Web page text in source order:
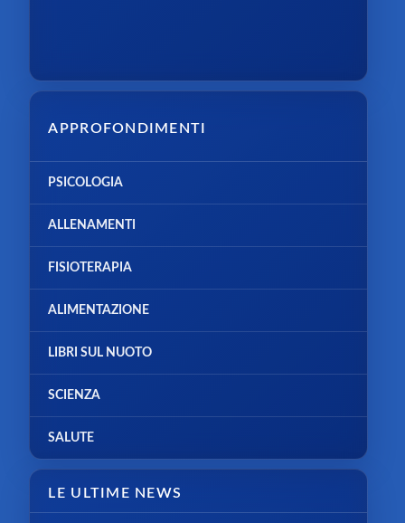
APPROFONDIMENTI
PSICOLOGIA
ALLENAMENTI
FISIOTERAPIA
ALIMENTAZIONE
LIBRI SUL NUOTO
SCIENZA
SALUTE
LE ULTIME NEWS